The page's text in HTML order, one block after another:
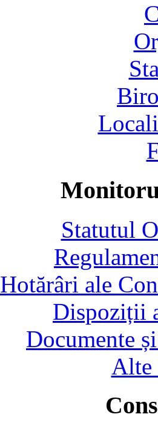
Statutul
Hotărâri ale
Dispoziții
Documente
Alte